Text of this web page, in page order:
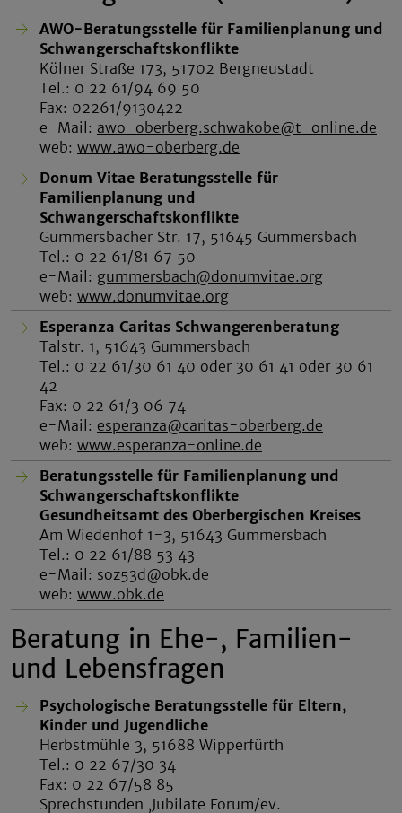
AWO-Beratungsstelle für Familienplanung und
Schwangerschaftskonflikte
Kölner Straße 173, 51702 Bergneustadt
Tel.: 0 22 61/94 69 50
Fax: 02261/9130422
e-Mail: awo-oberberg.schwakobe@t-online.de
web: www.awo-oberberg.de
Donum Vitae Beratungsstelle für
Familienplanung und
Schwangerschaftskonflikte
Gummersbacher Str. 17, 51645 Gummersbach
Tel.: 0 22 61/81 67 50
e-Mail: gummersbach@donumvitae.org
web: www.donumvitae.org
Esperanza Caritas Schwangerenberatung
Talstr. 1, 51643 Gummersbach
Tel.: 0 22 61/30 61 40 oder 30 61 41 oder 30 61
42
Fax: 0 22 61/3 06 74
e-Mail: esperanza@caritas-oberberg.de
web: www.esperanza-online.de
Beratungsstelle für Familienplanung und
Schwangerschaftskonflikte
Gesundheitsamt des Oberbergischen Kreises
Am Wiedenhof 1-3, 51643 Gummersbach
Tel.: 0 22 61/88 53 43
e-Mail: soz53d@obk.de
web: www.obk.de
Beratung in Ehe-, Familien-
und Lebensfragen
Psychologische Beratungsstelle für Eltern,
Kinder und Jugendliche
Herbstmühle 3, 51688 Wipperfürth
Tel.: 0 22 67/30 34
Fax: 0 22 67/58 85
Sprechstunden ‚Jubilate Forum/ev.